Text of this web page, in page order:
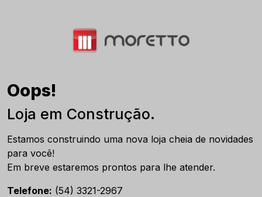
Oops!
Loja em Construção.
Estamos construindo uma nova loja cheia de novidades
para você!
Em breve estaremos prontos para lhe atender.
Telefone: (54) 3321-2967